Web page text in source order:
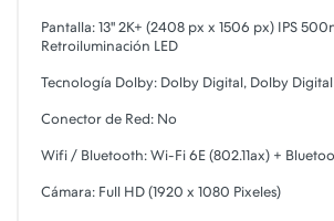
Pantalla: 13" 2K+ (2408 px x 1506 px) IPS
Retroiluminación LED
Tecnología Dolby: Dolby Digital, Dolby
Conector de Red: No
Wifi / Bluetooth: Wi-Fi 6E (802.11ax) +
Cámara: Full HD (1920 x 1080 Pixeles)